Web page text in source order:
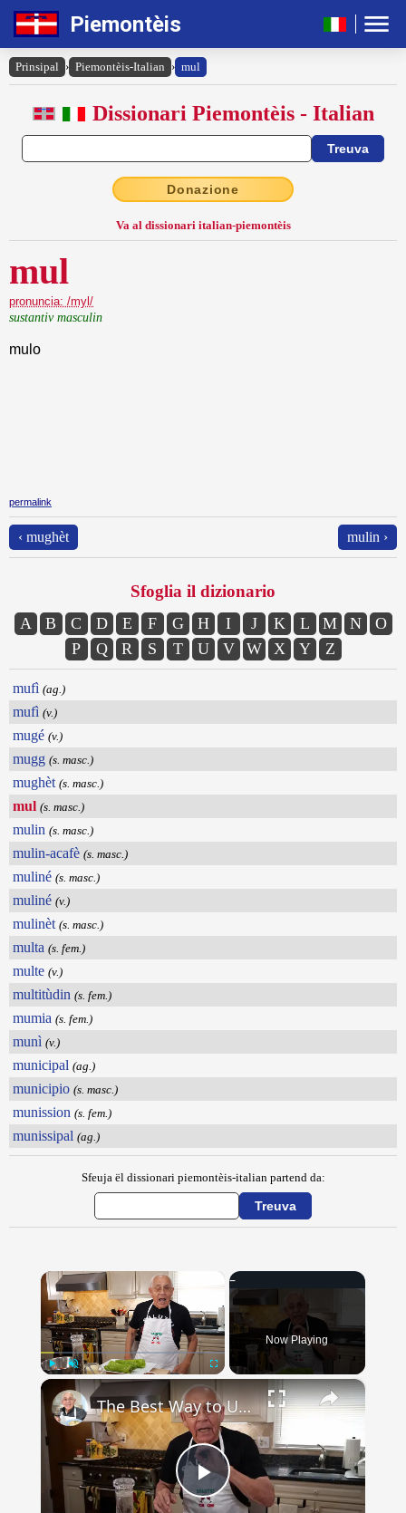
Piemontèis
Prinsipal › Piemontèis-Italian › mul
Dissionari Piemontèis - Italian
Donazione
Va al dissionari italian-piemontèis
mul
pronuncia: /myl/
sustantiv masculin
mulo
permalink
‹ mughèt mulin ›
Sfoglia il dizionario
A B C D E F G H I J K L M N
O
P
Q R S T U V W X Y Z
mufì (ag.)
mufì (v.)
mugé (v.)
mugg (s. masc.)
mughèt (s. masc.)
mul (s. masc.)
mulin (s. masc.)
mulin-acafè (s. masc.)
muliné (s. masc.)
muliné (v.)
mulinèt (s. masc.)
multa (s. fem.)
multe (v.)
multitùdin (s. fem.)
mumia (s. fem.)
munì (v.)
municipal (ag.)
municipio (s. masc.)
munission (s. fem.)
munissipal (ag.)
Sfeuja ël dissionari piemontèis-italian partend da:
Unmute
Now Playing
×
Play
The Best Way to Use Italian Frying Peppers